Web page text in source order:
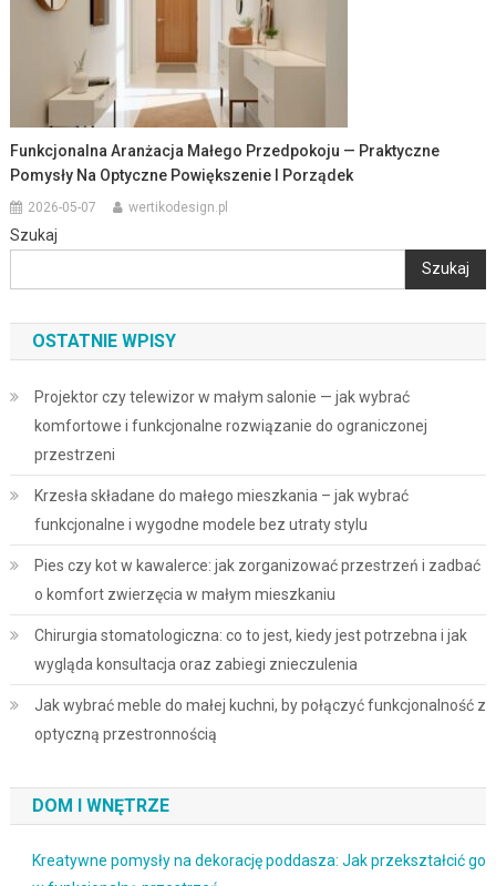
Funkcjonalna Aranżacja Małego Przedpokoju — Praktyczne
Pomysły Na Optyczne Powiększenie I Porządek
2026-05-07 wertikodesign.pl
Szukaj
Szukaj
OSTATNIE WPISY
Projektor czy telewizor w małym salonie — jak wybrać
komfortowe i funkcjonalne rozwiązanie do ograniczonej
przestrzeni
Krzesła składane do małego mieszkania – jak wybrać
funkcjonalne i wygodne modele bez utraty stylu
Pies czy kot w kawalerce: jak zorganizować przestrzeń i zadbać
o komfort zwierzęcia w małym mieszkaniu
Chirurgia stomatologiczna: co to jest, kiedy jest potrzebna i jak
wygląda konsultacja oraz zabiegi znieczulenia
Jak wybrać meble do małej kuchni, by połączyć funkcjonalność z
optyczną przestronnością
DOM I WNĘTRZE
Kreatywne pomysły na dekorację poddasza: Jak przekształcić go